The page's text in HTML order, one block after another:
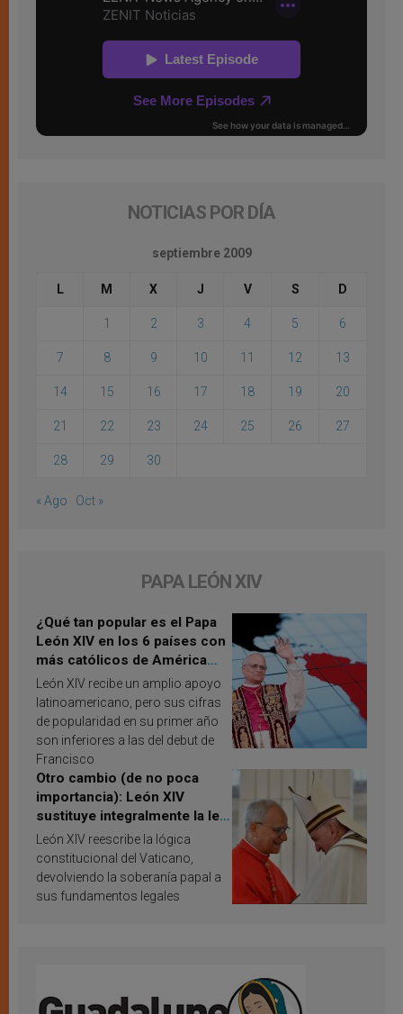
NOTICIAS POR DÍA
septiembre 2009
L M X J V S D
1 2 3 4 5 6
7 8 9 10 11 12 13
14 15 16 17 18 19 20
21 22 23 24 25 26 27
28 29 30
« Ago Oct »
PAPA LEÓN XIV
¿Qué tan popular es el Papa
León XIV en los 6 países con
más católicos de América
Latina en 2026? Publican
resultados de investigación
León XIV recibe un amplio apoyo
latinoamericano, pero sus cifras
de popularidad en su primer año
son inferiores a las del debut de
Francisco
Otro cambio (de no poca
importancia): León XIV
sustituye integralmente la ley
vaticana de Papa Francisco
León XIV reescribe la lógica
constitucional del Vaticano,
devolviendo la soberanía papal a
sus fundamentos legales